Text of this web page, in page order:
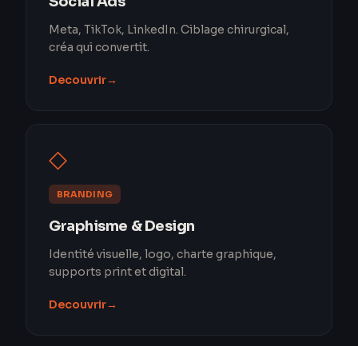
Meta, TikTok, LinkedIn. Ciblage chirurgical,
créa qui convertit.
Decouvrir→
◇
BRANDING
Graphisme & Design
Identité visuelle, logo, charte graphique,
supports print et digital.
Decouvrir→